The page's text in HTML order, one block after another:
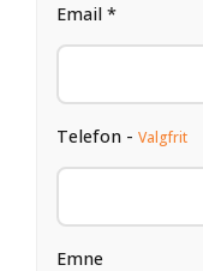
Email *
Telefon - Valgfrit
Emne